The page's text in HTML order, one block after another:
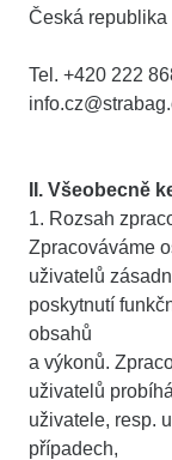
Česká republika
Tel. +420 222
II. Všeobecně
1. Rozsah
Zpracováváme
uživatelů
poskytnutí
obsahů
a výkonů.
uživatelů
uživatele, resp.
případech,